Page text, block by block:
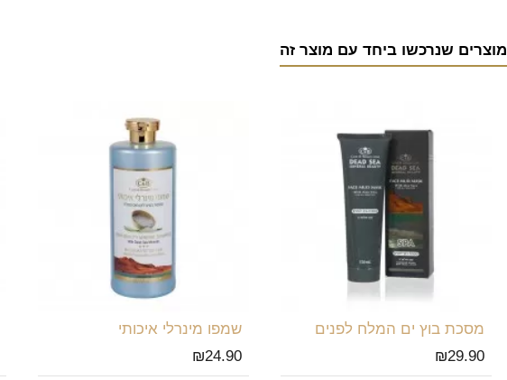
מוצרים שנרכשו ביחד עם מוצר זה
מסכת בוץ ים המלח לפנים
₪29.90
שמפו מינרלי איכותי
₪24.90